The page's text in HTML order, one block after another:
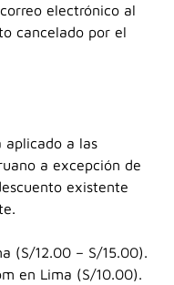
electrónico al
cancelado por el
aplicado a las
a excepción de
existente
(S/12.00 – S/15.00).
en Lima (S/10.00).